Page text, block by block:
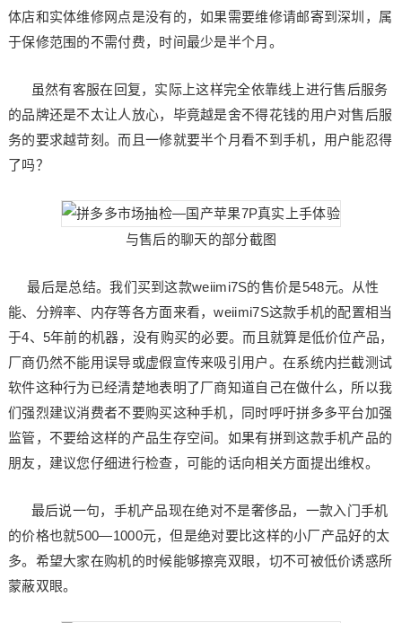
体店和实体维修网点是没有的，如果需要维修请邮寄到深圳，属
于保修范围的不需付费，时间最少是半个月。
虽然有客服在回复，实际上这样完全依靠线上进行售后服务
的品牌还是不太让人放心，毕竟越是舍不得花钱的用户对售后服
务的要求越苛刻。而且一修就要半个月看不到手机，用户能忍得
了吗？
与售后的聊天的部分截图
最后是总结。我们买到这款weiimi7S的售价是548元。从性
能、分辨率、内存等各方面来看，weiimi7S这款手机的配置相当
于4、5年前的机器，没有购买的必要。而且就算是低价位产品，
厂商仍然不能用误导或虚假宣传来吸引用户。在系统内拦截测试
软件这种行为已经清楚地表明了厂商知道自己在做什么，所以我
们强烈建议消费者不要购买这种手机，同时呼吁拼多多平台加强
监管，不要给这样的产品生存空间。如果有拼到这款手机产品的
朋友，建议您仔细进行检查，可能的话向相关方面提出维权。
最后说一句，手机产品现在绝对不是奢侈品，一款入门手机
的价格也就500—1000元，但是绝对要比这样的小厂产品好的太
多。希望大家在购机的时候能够擦亮双眼，切不可被低价诱惑所
蒙蔽双眼。